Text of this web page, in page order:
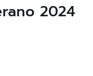
2024